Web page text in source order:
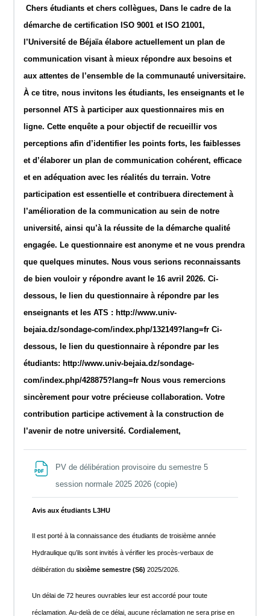
Chers étudiants et chers collègues, Dans le cadre de la
démarche de certification ISO 9001 et ISO 21001,
l’Université de Béjaïa élabore actuellement un plan de
communication visant à mieux répondre aux besoins et
aux attentes de l’ensemble de la communauté universitaire.
À ce titre, nous invitons les étudiants, les enseignants et le
personnel ATS à participer aux questionnaires mis en
ligne. Cette enquête a pour objectif de recueillir vos
perceptions afin d’identifier les points forts, les faiblesses
et d’élaborer un plan de communication cohérent, efficace
et en adéquation avec les réalités du terrain. Votre
participation est essentielle et contribuera directement à
l’amélioration de la communication au sein de notre
université, ainsi qu’à la réussite de la démarche qualité
engagée. Le questionnaire est anonyme et ne vous prendra
que quelques minutes. Nous vous serions reconnaissants
de bien vouloir y répondre avant le 16 avril 2026. Ci-
dessous, le lien du questionnaire à répondre par les
enseignants et les ATS : http://www.univ-
bejaia.dz/sondage-com/index.php/132149?lang=fr Ci-
dessous, le lien du questionnaire à répondre par les
étudiants: http://www.univ-bejaia.dz/sondage-
com/index.php/428875?lang=fr Nous vous remercions
sincèrement pour votre précieuse collaboration. Votre
contribution participe activement à la construction de
l’avenir de notre université. Cordialement,
PV de délibération provisoire du semestre 5
session normale 2025 2026 (copie)
Avis aux étudiants L3HU
Il est porté à la connaissance des étudiants de troisième année
Hydraulique qu’ils sont invités à vérifier les procès-verbaux de
délibération du sixième semestre (S6) 2025/2026.
Un délai de 72 heures ouvrables leur est accordé pour toute
réclamation. Au-delà de ce délai, aucune réclamation ne sera prise en